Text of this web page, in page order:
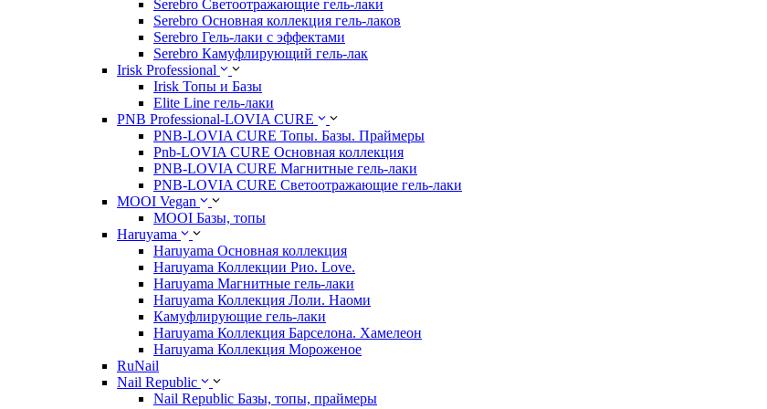
Serebro Светоотражающие гель-лаки
Serebro Основная коллекция гель-лаков
Serebro Гель-лаки с эффектами
Serebro Камуфлирующий гель-лак
Irisk Professional
Irisk Топы и Базы
Elite Line гель-лаки
PNB Professional-LOVIA CURE
PNB-LOVIA CURE Топы. Базы. Праймеры
Pnb-LOVIA CURE Основная коллекция
PNB-LOVIA CURE Магнитные гель-лаки
PNB-LOVIA CURE Cветоотражающие гель-лаки
MOOI Vegan
MOOI Базы, топы
Haruyama
Haruyama Основная коллекция
Haruyama Коллекции Рио. Love.
Haruyama Магнитные гель-лаки
Haruyama Коллекция Лоли. Наоми
Камуфлирующие гель-лаки
Haruyama Коллекция Барселона. Хамелеон
Haruyama Коллекция Мороженое
RuNail
Nail Republic
Nail Republic Базы, топы, праймеры